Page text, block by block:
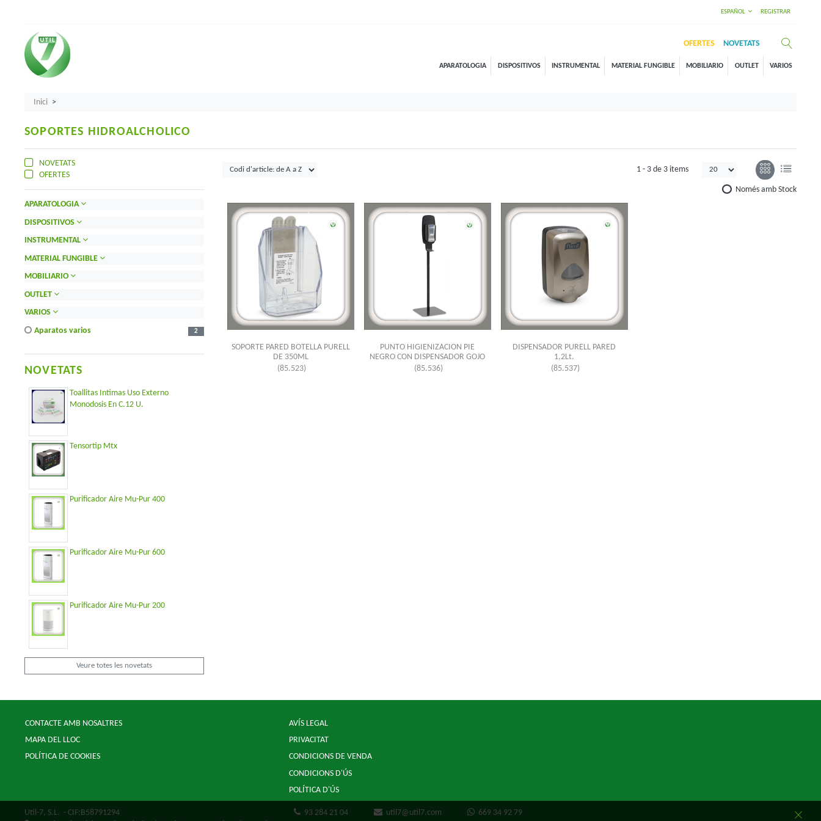
ESPAÑOL REGISTRAR
OFERTES NOVETATS
APARATOLOGIA DISPOSITIVOS INSTRUMENTAL MATERIAL FUNGIBLE MOBILIARIO OUTLET VARIOS
Inici
SOPORTES HIDROALCHOLICO
NOVETATS
OFERTES
APARATOLOGIA
DISPOSITIVOS
INSTRUMENTAL
MATERIAL FUNGIBLE
MOBILIARIO
OUTLET
VARIOS
aparatos varios
2
NOVETATS
Toallitas Intimas Uso Externo
Monodosis En C.12 U.
Tensortip Mtx
Purificador Aire Mu-Pur 400
Purificador Aire Mu-Pur 600
Purificador Aire Mu-Pur 200
Veure totes les novetats
1 - 3 de 3 items
Només amb Stock
SOPORTE PARED BOTELLA PURELL
DE 350ML
(85.523)
PUNTO HIGIENIZACION PIE
NEGRO CON DISPENSADOR GOJO
(85.536)
DISPENSADOR PURELL PARED
1,2Lt.
(85.537)
CONTACTE AMB NOSALTRES
MAPA DEL LLOC
POLÍTICA DE COOKIES
AVÍS LEGAL
PRIVACITAT
CONDICIONS DE VENDA
CONDICIONS D'ÚS
POLÍTICA D'ÚS
Util-7, S.L. - CIF:B58791294
93 284 21 04 util7@util7.com 669 34 92 79